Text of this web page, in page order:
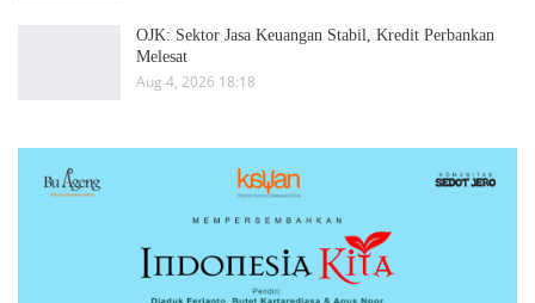
OJK: Sektor Jasa Keuangan Stabil, Kredit Perbankan
Melesat
Aug 4, 2026 18:18